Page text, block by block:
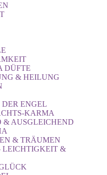
DÜFTE
& HEILUNG
DER ENGEL
KARMA
& AUSGLEICHEND
& TRÄUMEN
LEICHTIGKEIT &